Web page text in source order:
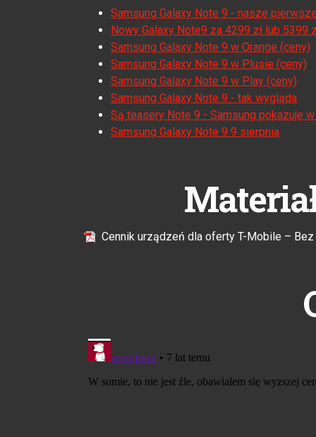
Samsung Galaxy Note 9 - nasze
Nowy Galaxy Note9 za 4299 zł lub 5399
Samsung Galaxy Note 9 w Orange (ceny)
Samsung Galaxy Note 9 w Plusie (ceny)
Samsung Galaxy Note 9 w Play (ceny)
Samsung Galaxy Note 9 - tak wygląda
Są teasery Note 9 - Samsung pokazuje
Samsung Galaxy Note 9 9 sierpnia
Cennik urządzeń dla oferty T-Mobile –